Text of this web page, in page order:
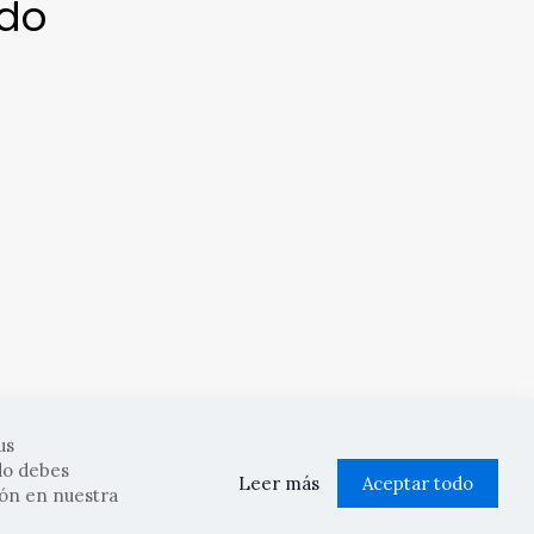
| Diseñado por Codifusión
debes
en nuestra
Leer más Aceptar todo